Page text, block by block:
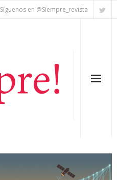
Síguenos en @Siempre_revista